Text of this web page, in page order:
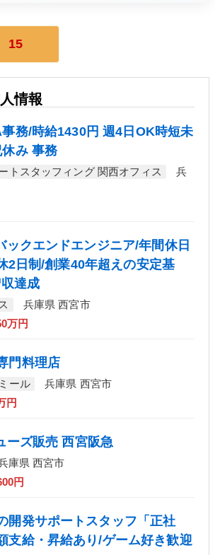
15
情報
務/時給1430円 週4日OK時短未
み 事務
トスタッフィング 関西オフィス
兵
ックエンドエンジニア/年間休日
2日制/創業40年超えの安定基
達成
兵庫県 西宮市
万円
門料理店
ール
兵庫県 西宮市
円
ーズ販売 西宮阪急
庫県 西宮市
円
開発サポートスタッフ「正社
支給・昇給あり/ゲーム好き歓迎